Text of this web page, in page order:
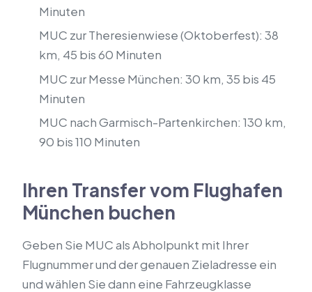
Minuten
MUC zur Theresienwiese (Oktoberfest): 38
km, 45 bis 60 Minuten
MUC zur Messe München: 30 km, 35 bis 45
Minuten
MUC nach Garmisch-Partenkirchen: 130 km,
90 bis 110 Minuten
Ihren Transfer vom Flughafen
München buchen
Geben Sie MUC als Abholpunkt mit Ihrer
Flugnummer und der genauen Zieladresse ein
und wählen Sie dann eine Fahrzeugklasse